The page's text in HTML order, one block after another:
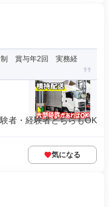
制 賞与年2回 実務経
者・経験者どちらもOK
気になる